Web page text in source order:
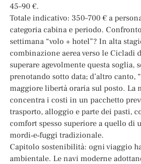
45–90 €.
Totale indicativo: 350–700 € a
categoria cabina e periodo.
settimana “volo + hotel”? In alta
combinazione aerea verso le Cicladi
superare agevolmente questa soglia,
prenotando sotto data; d’altro canto,
maggiore libertà oraria sul posto. La
concentra i costi in un pacchetto
trasporto, alloggio e parte dei pasti,
comfort spesso superiore a quello di
mordi‑e‑fuggi tradizionale.
Capitolo sostenibilità: ogni viaggio
ambientale. Le navi moderne